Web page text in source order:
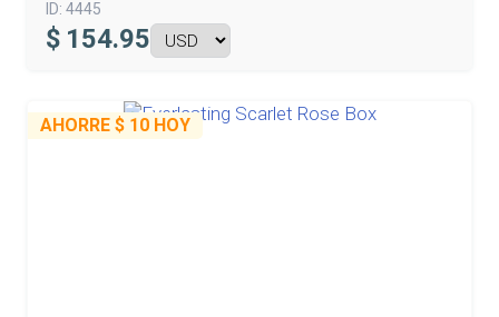
ID: 4445
$ 154.95
AHORRE $ 10 HOY